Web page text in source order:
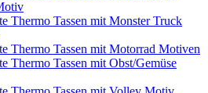
Thermo Tassen mit Monster Truck
Thermo Tassen mit Motorrad Motiven
Thermo Tassen mit Obst/Gemüse